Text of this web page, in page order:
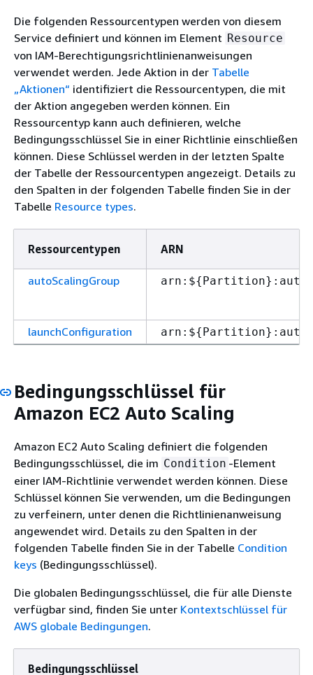
Die folgenden Ressourcentypen werden von diesem
Service definiert und können im Element Resource
von IAM-Berechtigungsrichtlinienanweisungen
verwendet werden. Jede Aktion in der Tabelle
„Aktionen“ identifiziert die Ressourcentypen, die mit
der Aktion angegeben werden können. Ein
Ressourcentyp kann auch definieren, welche
Bedingungsschlüssel Sie in einer Richtlinie einschließen
können. Diese Schlüssel werden in der letzten Spalte
der Tabelle der Ressourcentypen angezeigt. Details zu
den Spalten in der folgenden Tabelle finden Sie in der
Tabelle Resource types.
Ressourcentypen ARN
autoScalingGroup arn:${
launchConfiguration arn:${
Bedingungsschlüssel für
Amazon EC2 Auto Scaling
Amazon EC2 Auto Scaling definiert die folgenden
Bedingungsschlüssel, die im Condition -Element
einer IAM-Richtlinie verwendet werden können. Diese
Schlüssel können Sie verwenden, um die Bedingungen
zu verfeinern, unter denen die Richtlinienanweisung
angewendet wird. Details zu den Spalten in der
folgenden Tabelle finden Sie in der Tabelle Condition
keys (Bedingungsschlüssel).
Die globalen Bedingungsschlüssel, die für alle Dienste
verfügbar sind, finden Sie unter Kontextschlüssel für
AWS globale Bedingungen.
Bedingungsschlüssel